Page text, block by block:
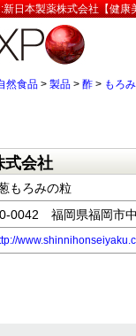
日本製薬株式会社【健康
然食品 > 製品 > 酢 > もろ
式会社
もろみの粒
0042 福岡県福岡市